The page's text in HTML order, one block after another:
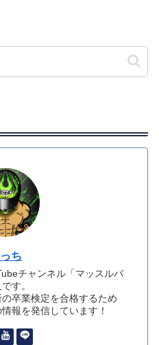
ち
チャンネル「マッスルバ
す。
卒業検定を合格するため
報を発信しています！